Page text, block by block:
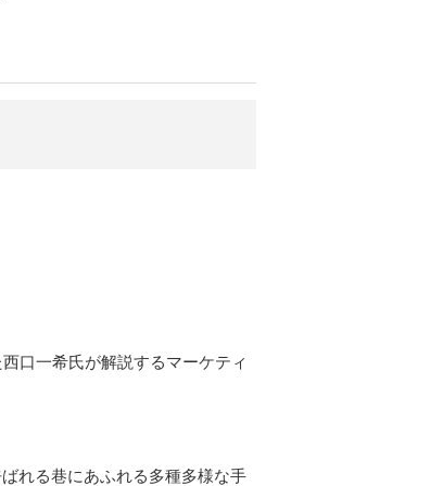
口一希氏が解説するマーケティ
れる巷にあふれる多種多様な手